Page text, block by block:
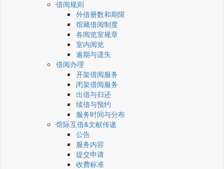
借阅规则
外借册数和期限
馆藏借阅制度
各阅览室规章
室内阅览
逾期与遗失
借阅办理
开架借阅服务
闭架借阅服务
出借与归还
续借与预约
服务时间与分布
馆际互借&文献传递
公告
服务内容
提交申请
收费标准